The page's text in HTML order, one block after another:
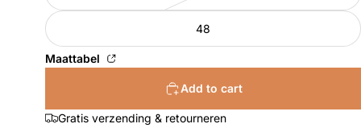
48
Maattabel
Add to cart
Gratis verzending & retourneren